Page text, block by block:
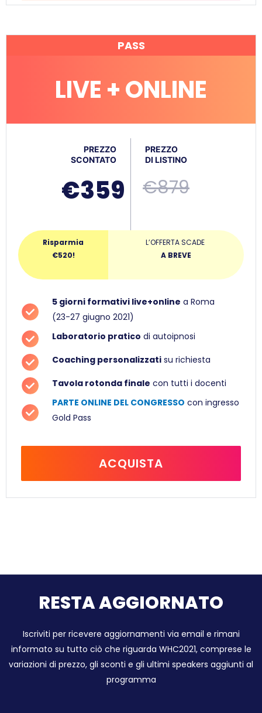
PASS
LIVE + ONLINE
PREZZO
SCONTATO
€359
PREZZO
DI LISTINO
€879
Risparmia
€520!
L’OFFERTA SCADE
A BREVE
5 giorni formativi live+online a Roma
(23-27 giugno 2021)
Laboratorio pratico di autoipnosi
Coaching personalizzatisu richiesta
Tavola rotonda finale con tutti i docenti
PARTE ONLINE DEL CONGRESSO con ingresso
Gold Pass
ACQUISTA
RESTA AGGIORNATO
Iscriviti per ricevere aggiornamenti via email e rimani
informato su tutto ciò che riguarda WHC2021, comprese le
variazioni di prezzo, gli sconti e gli ultimi speakers aggiunti al
programma